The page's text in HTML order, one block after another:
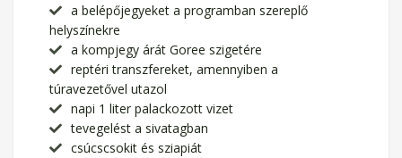
a belépőjegyeket a programban szereplő
helyszínekre
a kompjegy árát Goree szigetére
reptéri transzfereket, amennyiben a
túravezetővel utazol
napi 1 liter palackozott vizet
tevegelést a sivatagban
csúcscsokit és sziapiát